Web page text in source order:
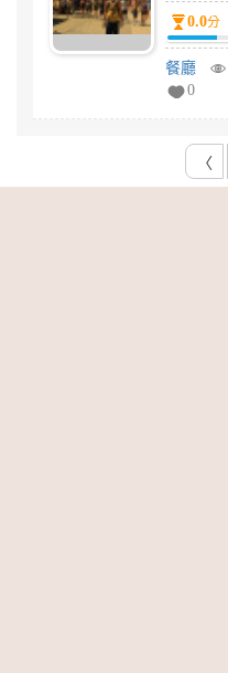
0.0分
餐廳
0
〈